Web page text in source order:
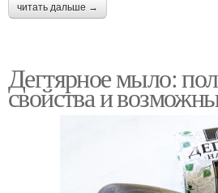
читать дальше →
Дегтярное мыло:
свойства и